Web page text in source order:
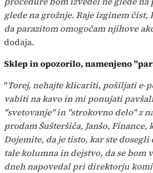
glede na grožnje. Raje izginem
da parazitom omogočam njihove
dodaja.
Sklep in opozorilo, namenjeno
"Torej, nehajte klicariti, pošiljati e-
vabiti na kavo in mi ponujati
"svetovanje" in "strokovno delo" z
prodam Šušteršiča, Janšo, Finance,
Dojemite, da je tisto, kar ste dosegli
tale kolumna in dejstvo, da se bom
dneh napovedal pri direktorju